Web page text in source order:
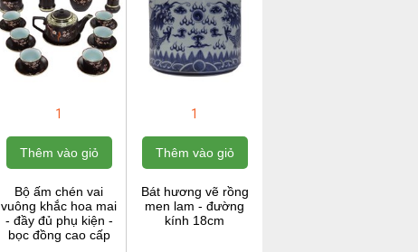
1
Thêm vào giỏ
Bộ ấm chén vai
vuông khắc hoa mai
- đầy đủ phụ kiện -
bọc đồng cao cấp
1
Thêm vào giỏ
Bát hương vẽ rồng
men lam - đường
kính 18cm